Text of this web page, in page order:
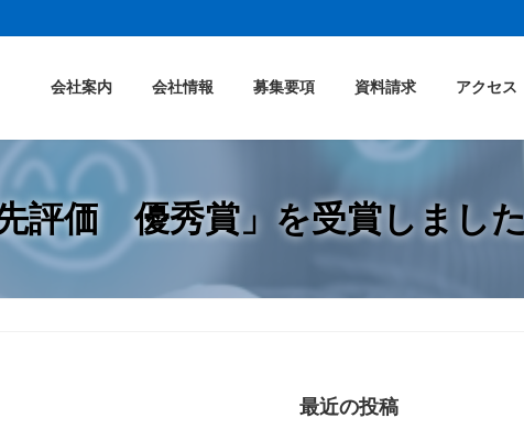
会社案内 会社情報 募集要項 資料請求 アクセス
評価 優秀賞」を受賞しました
最近の投稿